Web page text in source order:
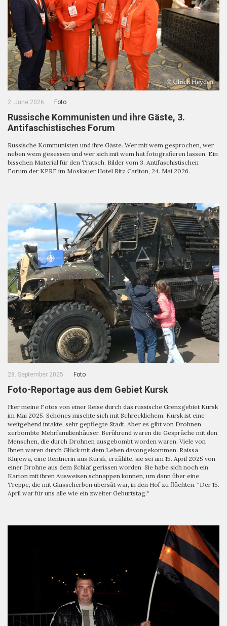
2. June 2026 Foto
Russische Kommunisten und ihre Gäste, 3.
Antifaschistisches Forum
Russische Kommunisten und ihre Gäste. Wer mit wem gesprochen, wer
neben wem gesessen und wer sich mit wem hat fotografieren lassen. Ein
bisschen Material für den Tratsch. Bilder vom 3. Antifaschistischen
Forum der KPRF im Moskauer Hotel Ritz Carlton, 24. Mai 2026.
28. September 2025 Foto
Foto-Reportage aus dem Gebiet Kursk
Hier meine Fotos von einer Reise durch das russische Grenzgebiet Kursk
im Mai 2025. Schönes mischte sich mit Schrecklichem. Kursk ist eine
weitgehend intakte, sehr gepflegte Stadt. Aber es gibt von Drohnen
zerbombte Mehrfamilienhäuser. Berührend waren die Gespräche mit den
Menschen, die durch Drohnen ausgebombt worden waren. Viele von
Ihnen waren durch Glück mit dem Leben davongekommen. Raissa
Klujewa, eine Rentnerin aus Kursk, erzählte, sie sei am 15. April 2025 von
einer Drohne aus dem Schlaf gerissen worden. Sie habe sich noch ein
Karton mit ihren Ausweisen schnappen können, um dann über eine
Treppe, die mit Glasscherben übersät war, in den Hof zu flüchten. "Der 15.
April war für uns alle wie ein zweiter Geburtstag."